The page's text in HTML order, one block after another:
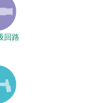
回路